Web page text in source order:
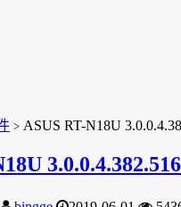
> ASUS RT-N18U